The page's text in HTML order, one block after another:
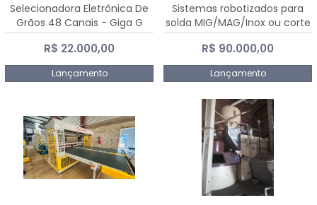
Selecionadora Eletrônica De
Grãos 48 Canais - Giga G
10000
R$ 22.000,00
Lançamento
Sistemas robotizados para
solda MIG/MAG/Inox ou corte
plasma
R$ 90.000,00
Lançamento